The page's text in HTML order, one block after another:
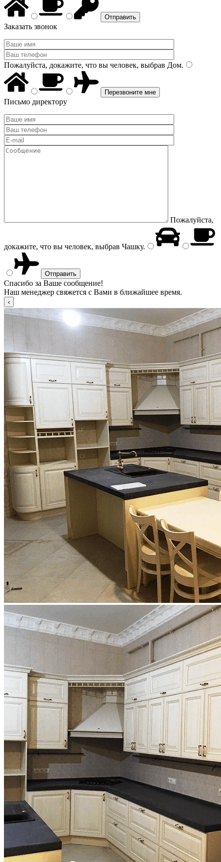
Заказать звонок
Пожалуйста, докажите, что вы человек, выбрав Дом.
Письмо директору
Пожалуйста,
докажите, что вы человек, выбрав Чашку.
Спасибо за Ваше сообщение!
Наш менеджер свяжется с Вами в ближайшее время.